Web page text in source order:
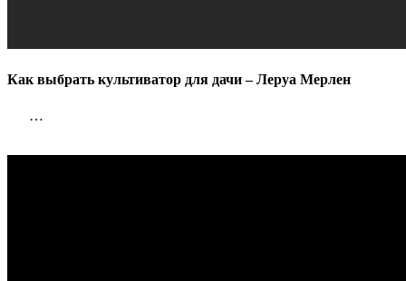
Как выбрать культиватор для дачи – Леруа Мерлен
…